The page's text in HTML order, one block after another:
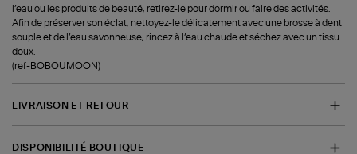
l’eau ou les produits de beauté, retirez-le pour dormir ou faire des activités.
Afin de préserver son éclat, nettoyez-le délicatement avec une brosse à dent
souple et de l’eau savonneuse, rincez à l’eau chaude et séchez avec un tissu
doux.
(ref-BOBOUMOON)
LIVRAISON ET RETOUR
DISPONIBILITÉ BOUTIQUE